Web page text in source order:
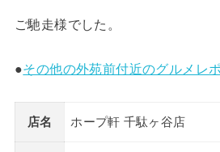
ご馳走様でした。
●その他の外苑前付近のグルメレ
店名 ホープ軒 千駄ヶ谷店